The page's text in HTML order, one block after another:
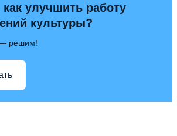
как улучшить работу
культуры?
решим!